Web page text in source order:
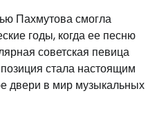
Пахмутова смогла
годы, когда ее песню
советская певица
стала настоящим
двери в мир музыкальных